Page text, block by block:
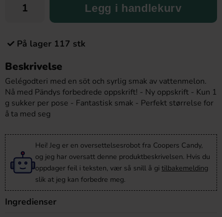
Legg i handlekurv
På lager 117 stk
Beskrivelse
Gelégodteri med en söt och syrlig smak av vattenmelon.
Nå med Pändys forbedrede oppskrift! - Ny oppskrift - Kun 1
g sukker per pose - Fantastisk smak - Perfekt størrelse for
å ta med seg
Hei! Jeg er en oversettelsesrobot fra Coopers Candy,
og jeg har oversatt denne produktbeskrivelsen. Hvis du
oppdager feil i teksten, vær så snill å gi tilbakemelding
slik at jeg kan forbedre meg.
Ingredienser